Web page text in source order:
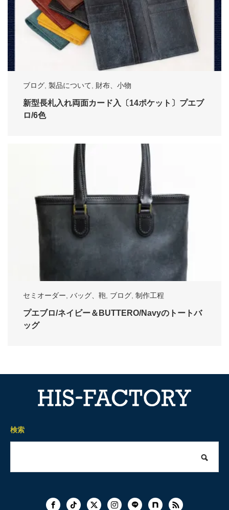
ブログ 製品について 財布、小物
新型長札入れ両面カード入〔14ポケット〕プエブ
ロ/6色
セミオーダー, バッグ、鞄, ブログ, 制作工程
プエブロ/ネイビー＆BUTTERO/Navyのトートバ
ッグ
検索